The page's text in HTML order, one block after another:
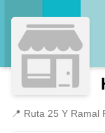
📍 Ruta 25 Y Ramal